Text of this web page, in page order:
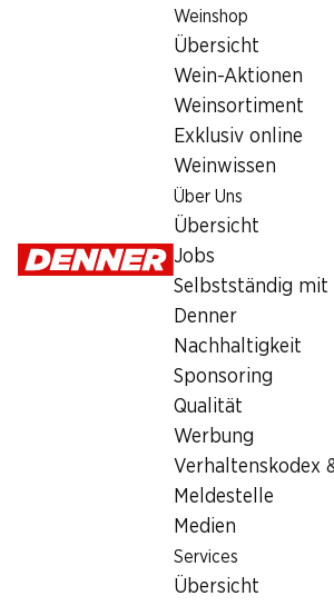
Weinshop
Übersicht
Wein-Aktionen
Weinsortiment
Exklusiv online
Weinwissen
Über Uns
Übersicht
Jobs
Selbstständig mit
Denner
Nachhaltigkeit
Sponsoring
Qualität
Werbung
Verhaltenskodex
Meldestelle
Medien
Services
Übersicht
Öffnungszeiten
Bargeldbezug mit Post - /